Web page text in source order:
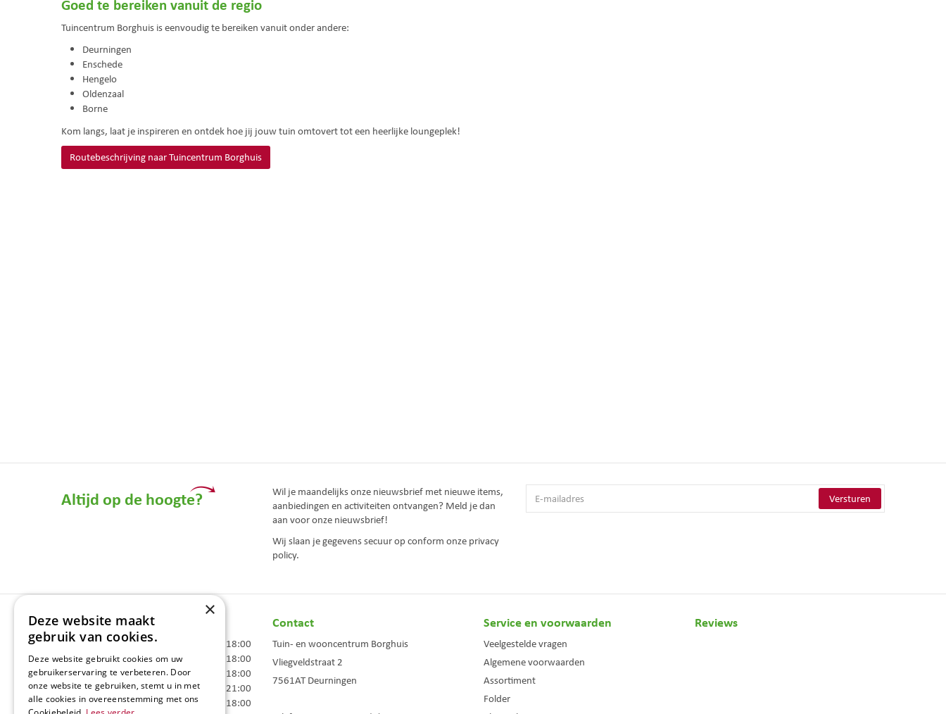
Goed te bereiken vanuit de regio
Tuincentrum Borghuis is eenvoudig te bereiken vanuit onder andere:
Deurningen
Enschede
Hengelo
Oldenzaal
Borne
Kom langs, laat je inspireren en ontdek hoe jij jouw tuin omtovert tot een heerlijke loungeplek!
Routebeschrijving naar Tuincentrum Borghuis
Altijd op de hoogte?
Wil je maandelijks onze nieuwsbrief met nieuwe items,
aanbiedingen en activiteiten ontvangen? Meld je dan
aan voor onze nieuwsbrief!
Wij slaan je gegevens secuur op conform onze privacy
policy.
Openingstijden
Maandag
09:00 - 18:00
Dinsdag
09:00 - 18:00
Woensdag
09:00 - 18:00
Donderdag
09:00 - 21:00
Vrijdag
09:00 - 18:00
Contact
Tuin- en wooncentrum Borghuis
Vliegveldstraat 2
7561AT Deurningen
Service en voorwaarden
Veelgestelde vragen
Algemene voorwaarden
Assortiment
Folder
Reviews
×
Deze website maakt
gebruik van cookies.
Deze website gebruikt cookies om uw
gebruikerservaring te verbeteren. Door
onze website te gebruiken, stemt u in met
alle cookies in overeenstemming met ons